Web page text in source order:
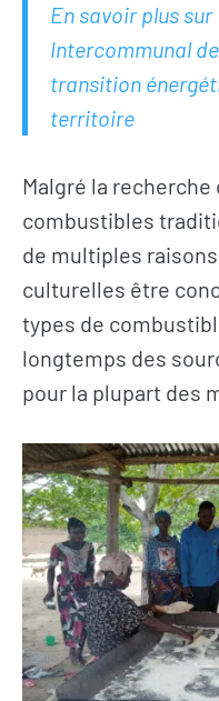
En savoir plus
Intercommunal
transition
territoire
Malgré la recherche
combustibles
de multiples
culturelles être
types de
longtemps des
pour la plupart des